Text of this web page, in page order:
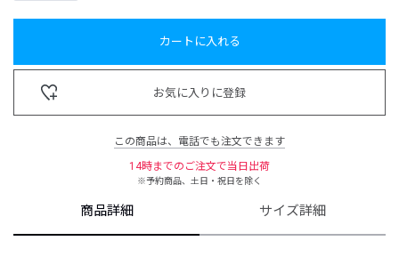
カートに入れる
お気に入りに登録
この商品は、電話でも注文できます
14時までのご注文で当日出荷
※予約商品、土日・祝日を除く
商品詳細 サイズ詳細